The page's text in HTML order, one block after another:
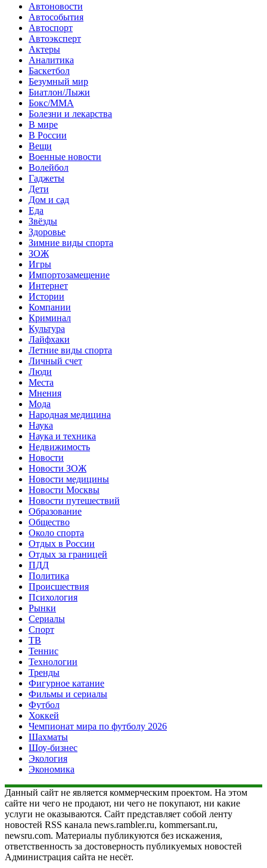
Автоновости
Автособытия
Автоспорт
Автоэксперт
Актеры
Аналитика
Баскетбол
Безумный мир
Биатлон/Лыжи
Бокс/MMA
Болезни и лекарства
В мире
В России
Вещи
Военные новости
Волейбол
Гаджеты
Дети
Дом и сад
Еда
Звёзды
Здоровье
Зимние виды спорта
ЗОЖ
Игры
Импортозамещение
Интернет
Истории
Компании
Криминал
Культура
Лайфхаки
Летние виды спорта
Личный счет
Люди
Места
Мнения
Мода
Народная медицина
Наука
Наука и техника
Недвижимость
Новости
Новости ЗОЖ
Новости медицины
Новости Москвы
Новости путешествий
Образование
Общество
Около спорта
Отдых в России
Отдых за границей
ПДД
Политика
Происшествия
Психология
Рынки
Сериалы
Спорт
ТВ
Теннис
Технологии
Тренды
Фигурное катание
Фильмы и сериалы
Футбол
Хоккей
Чемпионат мира по футболу 2026
Шахматы
Шоу-бизнес
Экология
Экономика
Данный сайт не является коммерческим проектом. На этом
сайте ни чего не продают, ни чего не покупают, ни какие
услуги не оказываются. Сайт представляет собой ленту
новостей RSS канала news.rambler.ru, kommersant.ru,
newsru.com. Материалы публикуются без искажения,
ответственность за достоверность публикуемых новостей
Администрация сайта не несёт.